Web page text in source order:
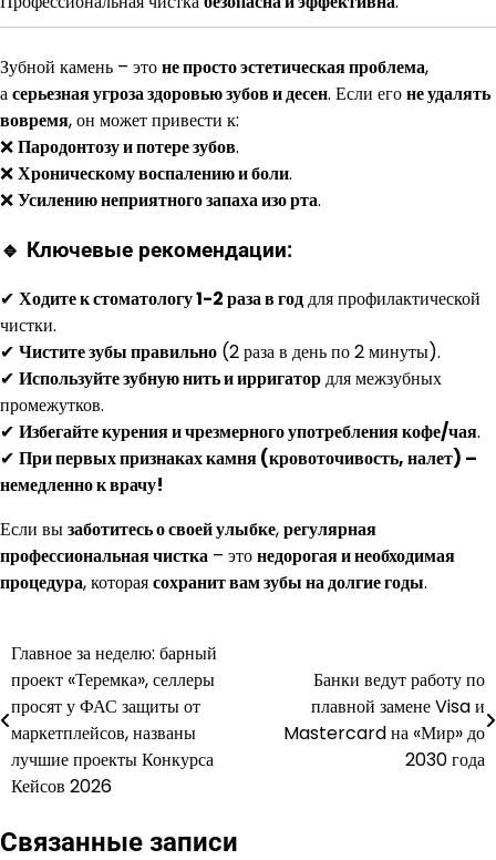
Зубной камень – этоне просто эстетическая проблема,
асерьезная угроза здоровью зубов и десен. Если егоне удалять
вовремя, он может привести к:
❌Пародонтозу и потере зубов.
❌Хроническому воспалению и боли.
❌Усилению неприятного запаха изо рта.
🔹 Ключевые рекомендации:
✔ Ходите к стоматологу 1-2 раза в годдля профилактической
чистки.
✔ Чистите зубы правильно (2 раза в день по 2 минуты).
✔ Используйте зубную нить и ирригатордля межзубных
промежутков.
✔ Избегайте курения и чрезмерного употребления кофе/чая.
✔ При первых признаках камня (кровоточивость, налет) –
немедленно к врачу!
Если вызаботитесь о своей улыбке,регулярная
профессиональная чистка – этонедорогая и необходимая
процедура, котораясохранит вам зубы на долгие годы.
Навигация
по
записям
Главное за неделю: барный
проект «Теремка», селлеры
просят у ФАС защиты от
маркетплейсов, названы
лучшие проекты Конкурса
Кейсов 2026
Банки ведут работу по
плавной замене Visa и
Mastercard на «Мир» до
2030 года
Связанные записи